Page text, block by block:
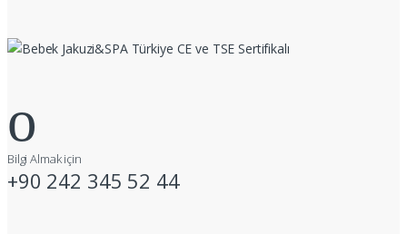
Bilgi Almak için
+90 242 345 52 44